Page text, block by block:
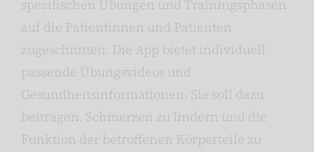
spezifischen Übungen und Trainingsphasen
auf die Patientinnen und Patienten
zugeschnitten. Die App bietet individuell
passende Übungsvideos und
Gesundheitsinformationen. Sie soll dazu
beitragen, Schmerzen zu lindern und die
Funktion der betroffenen Körperteile zu